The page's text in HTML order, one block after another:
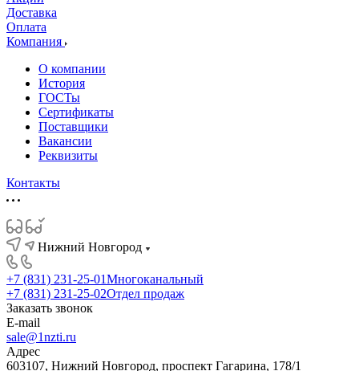
Доставка
Оплата
Компания
О компании
История
ГОСТы
Сертификаты
Поставщики
Вакансии
Реквизиты
Контакты
Нижний Новгород
+7 (831) 231-25-01Многоканальный
+7 (831) 231-25-02Отдел продаж
Заказать звонок
E-mail
sale@1nzti.ru
Адрес
603107, Нижний Новгород, проспект Гагарина, 178/1